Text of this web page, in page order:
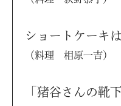
ショートケーキ
（料理 相原一吉）
「猪谷さんの靴